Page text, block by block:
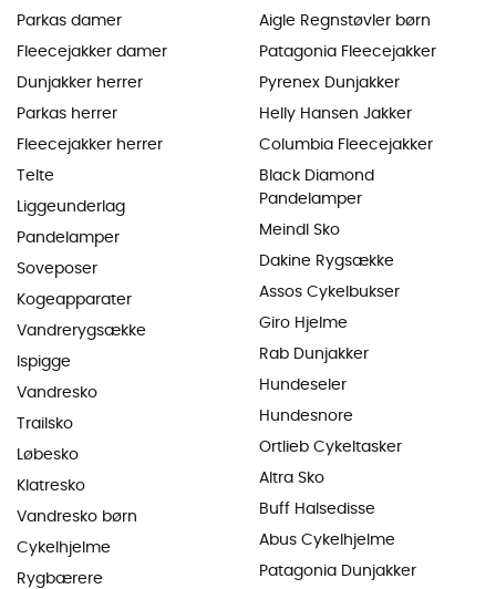
Parkas damer
Fleecejakker damer
Dunjakker herrer
Parkas herrer
Fleecejakker herrer
Telte
Liggeunderlag
Pandelamper
Soveposer
Kogeapparater
Vandrerygsække
Ispigge
Vandresko
Trailsko
Løbesko
Klatresko
Vandresko børn
Cykelhjelme
Rygbærere
Aigle Regnstøvler børn
Patagonia Fleecejakker
Pyrenex Dunjakker
Helly Hansen Jakker
Columbia Fleecejakker
Black Diamond
Pandelamper
Meindl Sko
Dakine Rygsække
Assos Cykelbukser
Giro Hjelme
Rab Dunjakker
Hundeseler
Hundesnore
Ortlieb Cykeltasker
Altra Sko
Buff Halsedisse
Abus Cykelhjelme
Patagonia Dunjakker